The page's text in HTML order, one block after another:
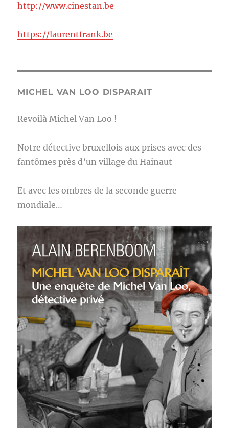
http://www.cinestan.be
https://laurentfrank.be
MICHEL VAN LOO DISPARAIT
Revoilà Michel Van Loo !
Notre détective bruxellois aux prises avec des
fantômes près d’un village du Hainaut
Et avec les ombres de la seconde guerre
mondiale…